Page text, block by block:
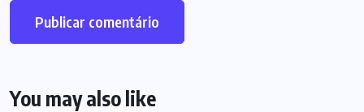
You may also like